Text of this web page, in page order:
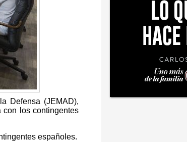
Defensa (JEMAD),
con los contingentes
españoles.